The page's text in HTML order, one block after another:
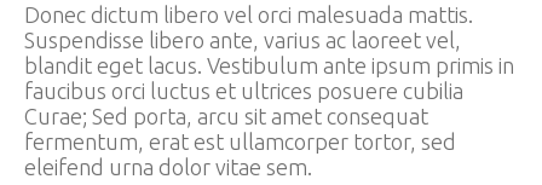
Donec dictum libero vel orci malesuada mattis.
Suspendisse libero ante, varius ac laoreet vel,
blandit eget lacus. Vestibulum ante ipsum primis in
faucibus orci luctus et ultrices posuere cubilia
Curae; Sed porta, arcu sit amet consequat
fermentum, erat est ullamcorper tortor, sed
eleifend urna dolor vitae sem.